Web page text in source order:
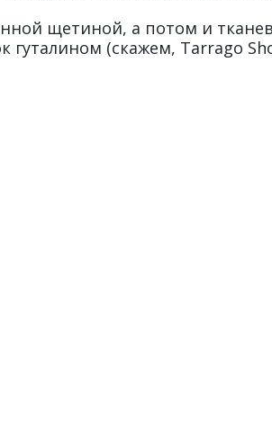
щетиной, а потом и
(скажем, Tarrago